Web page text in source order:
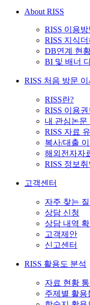
About RISS
RISS 이용방
RISS 지식더
DB연계 현
BI 및 배너
RISS 처음 방문
RISS란?
RISS 이용
내 관심논문
RISS 자료
복사/대출
해외전자자
RISS 정보
고객센터
자주 찾는
상담 신청
상담 내역
고객제안
신고센터
RISS 활용도 분석
자료 현황 통
주제별 활용